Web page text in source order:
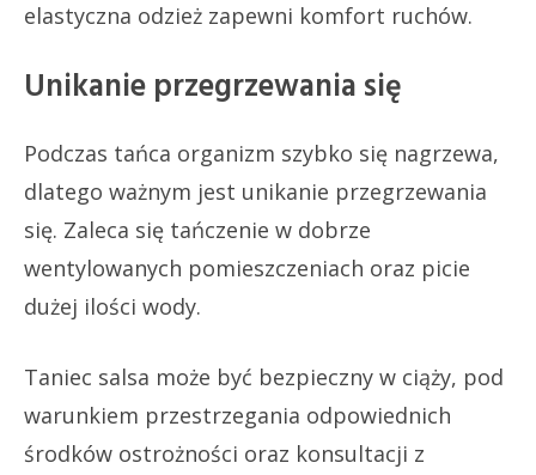
elastyczna odzież zapewni komfort ruchów.
Unikanie przegrzewania się
Podczas tańca organizm szybko się nagrzewa,
dlatego ważnym jest unikanie przegrzewania
się. Zaleca się tańczenie w dobrze
wentylowanych pomieszczeniach oraz picie
dużej ilości wody.
Taniec salsa może być bezpieczny w ciąży, pod
warunkiem przestrzegania odpowiednich
środków ostrożności oraz konsultacji z